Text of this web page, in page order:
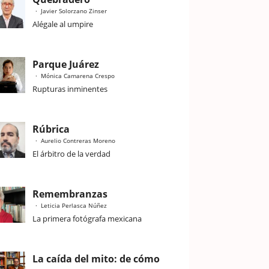
Javier Solorzano Zinser
Alégale al umpire
Parque Juárez
Mónica Camarena Crespo
Rupturas inminentes
Rúbrica
Aurelio Contreras Moreno
El árbitro de la verdad
Remembranzas
Leticia Perlasca Núñez
La primera fotógrafa mexicana
La caída del mito: de cómo